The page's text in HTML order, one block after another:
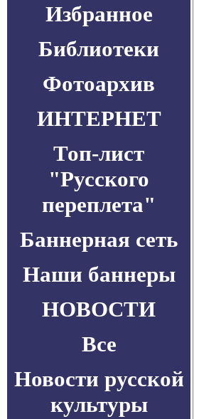
Избранное
Библиотеки
Фотоархив
ИНТЕРНЕТ
Топ-лист
"Русского
переплета"
Баннерная сеть
Наши баннеры
НОВОСТИ
Все
Новости русской
культуры